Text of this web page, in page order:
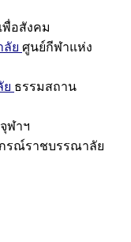
พื่อสังคม
ลัย ศูนย์กีฬาแห่ง
ย ธรรมสถาน
ฬาฯ
รณ์ราชบรรณาลัย